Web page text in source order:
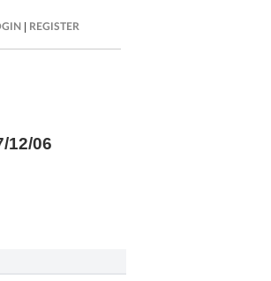
REGISTER
12/06